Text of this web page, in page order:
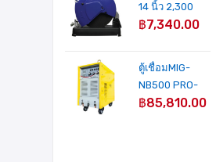
14 นิ้ว 2,300
วัตต์ รุ่น MP-
฿7,340.00
ตู้เชื่อมMIG-
NB500 PRO-
IGBT INVERTER
฿85,810.00